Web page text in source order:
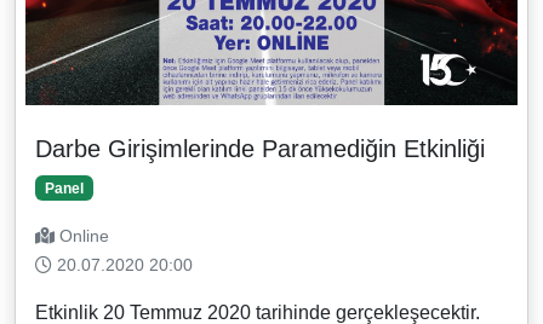
Darbe Girişimlerinde Paramediğin Etkinliği
Panel
Online
20.07.2020 20:00
Etkinlik 20 Temmuz 2020 tarihinde gerçekleşecektir.